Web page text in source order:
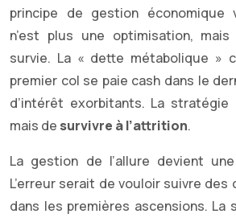
principe de gestion économique
n’est plus une optimisation,
survie. La « dette métabolique »
premier col se paie cash dans le
d’intérêt exorbitants. La stratégie
mais de survivre à l’attrition.
La gestion de l’allure devient
L’erreur serait de vouloir suivre
dans les premières ascensions. La